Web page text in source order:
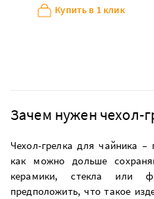
Купить в 1 клик
Зачем нужен чехол-
Чехол-грелка для чайника –
как можно дольше
керамики, стекла или
предположить, что такое